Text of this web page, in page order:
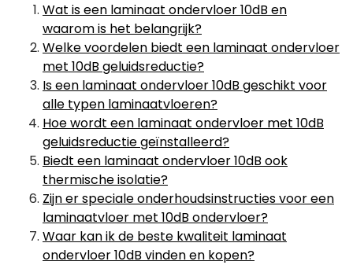
Wat is een laminaat ondervloer 10dB en
waarom is het belangrijk?
Welke voordelen biedt een laminaat ondervloer
met 10dB geluidsreductie?
Is een laminaat ondervloer 10dB geschikt voor
alle typen laminaatvloeren?
Hoe wordt een laminaat ondervloer met 10dB
geluidsreductie geïnstalleerd?
Biedt een laminaat ondervloer 10dB ook
thermische isolatie?
Zijn er speciale onderhoudsinstructies voor een
laminaatvloer met 10dB ondervloer?
Waar kan ik de beste kwaliteit laminaat
ondervloer 10dB vinden en kopen?